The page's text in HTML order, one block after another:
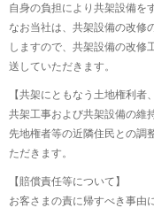
自身の負担により共架設備を
なお当社は、共架設備の改修
しますので、共架設備の改修
送していただきます。
【共架にともなう土地権利者
共架工事および共架設備の維
先地権者等の近隣住民との調
ただきます。
【賠償責任等について】
お客さまの責に帰すべき事由